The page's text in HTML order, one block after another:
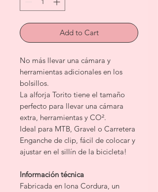
Add to Cart
No más llevar una cámara y
herramientas adicionales en los
bolsillos.
La alforja Torito tiene el tamaño
perfecto para llevar una cámara
extra, herramientas y CO².
Ideal para MTB, Gravel o Carretera
Enganche de clip, fácil de colocar y
ajustar en el sillín de la bicicleta!
Información técnica
Fabricada en lona Cordura, un